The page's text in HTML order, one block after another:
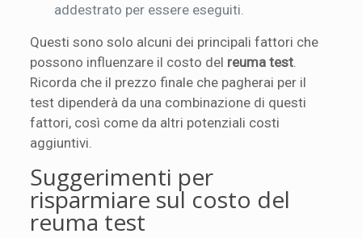
addestrato per essere eseguiti.
Questi sono solo alcuni dei principali fattori che
possono influenzare il costo del reuma test
Ricorda che il prezzo finale che pagherai per il
test dipenderà da una combinazione di questi
fattori, così come da altri potenziali costi
aggiuntivi.
Suggerimenti per
risparmiare sul costo del
reuma test